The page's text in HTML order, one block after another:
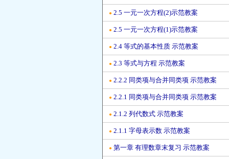
● 2.5 一元一次方程(2)示范教案
● 2.5 一元一次方程(1)示范教案
● 2.4 等式的基本性质 示范教案
● 2.3 等式与方程 示范教案
● 2.2.2 同类项与合并同类项 示范教案
● 2.2.1 同类项与合并同类项 示范教案
● 2.1.2 列代数式 示范教案
● 2.1.1 字母表示数 示范教案
● 第一章 有理数章末复习 示范教案